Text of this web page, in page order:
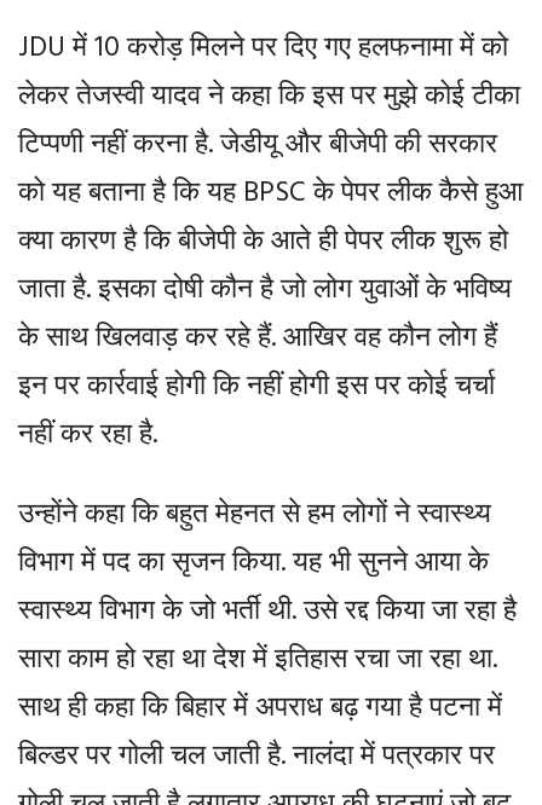
JDU में 10 करोड़ मिलने पर दिए गए हलफनामा में को
लेकर तेजस्वी यादव ने कहा कि इस पर मुझे कोई टीका
टिप्पणी नहीं करना है. जेडीयू और बीजेपी की सरकार
को यह बताना है कि यह BPSC के पेपर लीक कैसे हुआ
क्या कारण है कि बीजेपी के आते ही पेपर लीक शुरू हो
जाता है. इसका दोषी कौन है जो लोग युवाओं के भविष्य
के साथ खिलवाड़ कर रहे हैं. आखिर वह कौन लोग हैं
इन पर कार्रवाई होगी कि नहीं होगी इस पर कोई चर्चा
नहीं कर रहा है.
उन्होंने कहा कि बहुत मेहनत से हम लोगों ने स्वास्थ्य
विभाग में पद का सृजन किया. यह भी सुनने आया के
स्वास्थ्य विभाग के जो भर्ती थी. उसे रद्द किया जा रहा है
सारा काम हो रहा था देश में इतिहास रचा जा रहा था.
साथ ही कहा कि बिहार में अपराध बढ़ गया है पटना में
बिल्डर पर गोली चल जाती है. नालंदा में पत्रकार पर